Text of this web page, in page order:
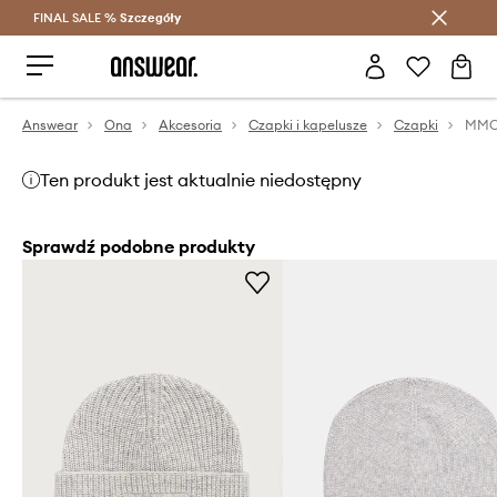
Oszczędzaj z Answear Club >
FINAL SALE % Szczegóły
Answear Ona Akcesoria Czapki i kapelusze Czapki
Ten produkt jest aktualnie niedostępny
Sprawdź podobne produkty